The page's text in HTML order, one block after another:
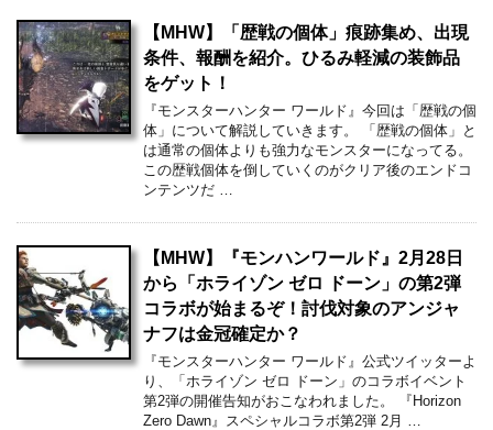
【MHW】「歴戦の個体」痕跡集め、出現
条件、報酬を紹介。ひるみ軽減の装飾品
をゲット！
『モンスターハンター ワールド』今回は「歴戦の個
体」について解説していきます。 「歴戦の個体」と
は通常の個体よりも強力なモンスターになってる。
この歴戦個体を倒していくのがクリア後のエンドコ
ンテンツだ …
【MHW】『モンハンワールド』2月28日
から「ホライゾン ゼロ ドーン」の第2弾
コラボが始まるぞ！討伐対象のアンジャ
ナフは金冠確定か？
『モンスターハンター ワールド』公式ツイッターよ
り、「ホライゾン ゼロ ドーン」のコラボイベント
第2弾の開催告知がおこなわれました。 『Horizon
Zero Dawn』スペシャルコラボ第2弾 2月 …